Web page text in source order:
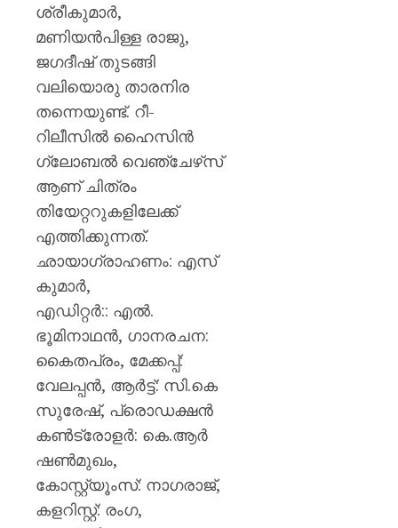
ശ്രീകുമാര്‍,
മണിയന്‍പിള്ള രാജു,
ജഗദീഷ് തുടങ്ങി
വലിയൊരു താരനിര
തന്നെയുണ്ട്. റീ-
റിലീസില്‍ ഹൈസിന്‍
ഗ്ലോബല്‍ വെഞ്ചേഴ്‌സ്
ആണ് ചിത്രം
തിയേറ്ററുകളിലേക്ക്
എത്തിക്കുന്നത്.
ഛായാഗ്രാഹണം: എസ്
കുമാർ,
എഡിറ്റർ:: എൽ.
ഭൂമിനാഥൻ, ഗാനരചന:
കൈതപ്രം, മേക്കപ്പ്:
വേലപ്പൻ, ആർട്ട്: സി.കെ
സുരേഷ്, പ്രൊഡക്ഷൻ
കൺട്രോളർ: കെ.ആർ
ഷൺമുഖം,
കോസ്റ്റ്യൂംസ്: നാഗരാജ്,
കളറിസ്റ്റ്: രംഗ,